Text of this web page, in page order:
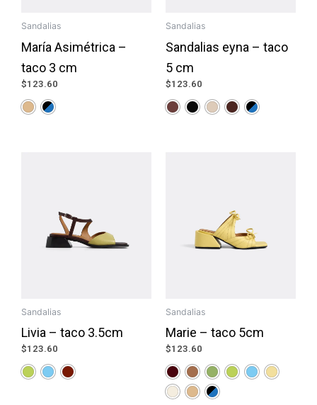
Sandalias
María Asimétrica –
taco 3 cm
$123.60
Sandalias
Sandalias eyna – taco
5 cm
$123.60
Sandalias
Livia – taco 3.5cm
$123.60
Sandalias
Marie – taco 5cm
$123.60